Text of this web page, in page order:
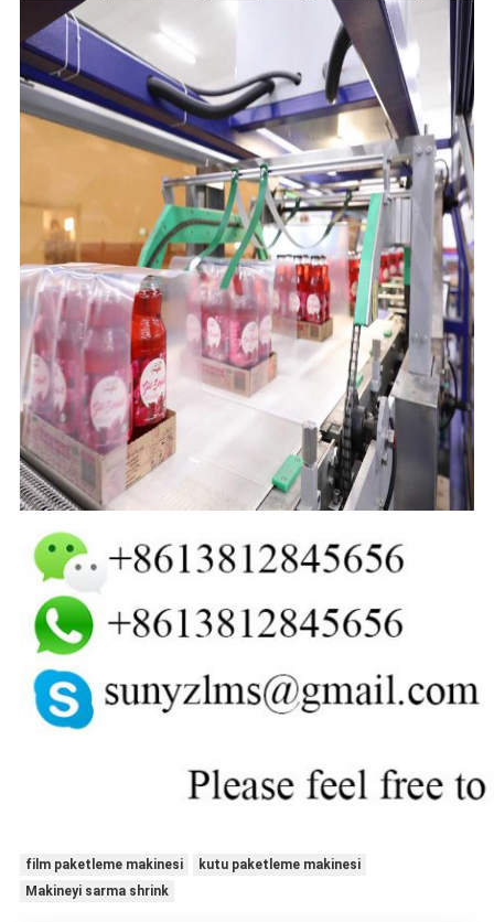
film paketleme makinesi
kutu paketleme makinesi
Makineyi sarma shrink